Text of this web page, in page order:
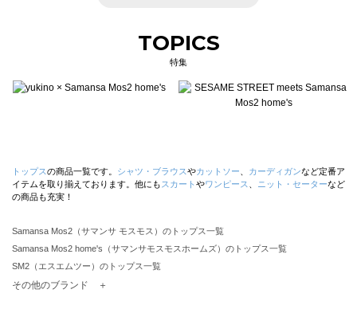
TOPICS
特集
トップスの商品一覧です。 シャツ・ブラウスやカットソー カーディガンなど定番ア
イテムを取り揃えております。他にも スカート やワンピース ニット・セーターなど
の商品も充実！
Samansa Mos2（サマンサ モスモス）のトップス一覧
Samansa Mos2 home's（サマンサモスモスホームズ）のトップス一覧
SM2（エスエムツー）のトップス一覧
TSUHARU by Samansa Mos2（ツハルバイサマンサモスモス）のトップス一覧
その他のブランド ＋